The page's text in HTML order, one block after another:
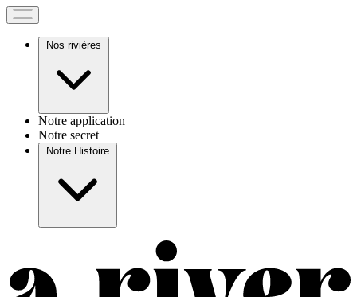
Nos rivières
Notre application
Notre secret
Notre Histoire